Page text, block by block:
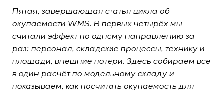
Пятая, завершающая статья цикла об
окупаемости WMS. В первых четырёх мы
считали эффект по одному направлению за
раз: персонал, складские процессы, технику и
площади, внешние потери. Здесь собираем всё
в один расчёт по модельному складу и
показываем, как посчитать окупаемость для